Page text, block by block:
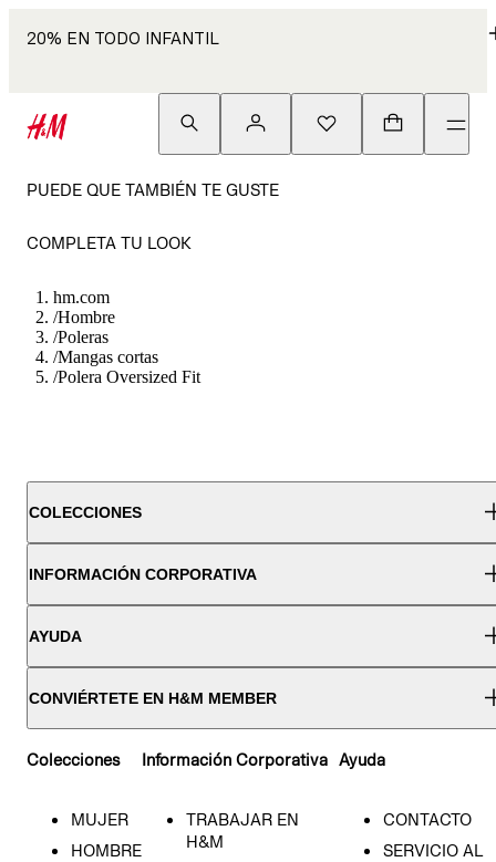
20% EN TODO INFANTIL
PUEDE QUE TAMBIÉN TE GUSTE
COMPLETA TU LOOK
hm.com
/Hombre
/Poleras
/Mangas cortas
/Polera Oversized Fit
COLECCIONES
INFORMACIÓN CORPORATIVA
AYUDA
CONVIÉRTETE EN H&M MEMBER
Colecciones
MUJER
HOMBRE
Información Corporativa
TRABAJAR EN
H&M
Ayuda
CONTACTO
SERVICIO AL